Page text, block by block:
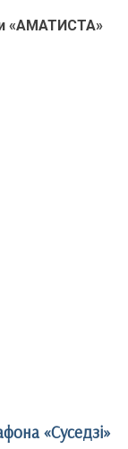
«АМАТИСТА»
«Суседзi»